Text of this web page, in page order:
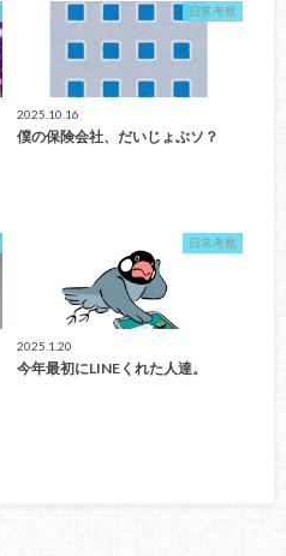
日常考察
2025.10.16
僕の保険会社、だいじょぶソ？
日常考察
2025.1.20
今年最初にLINEくれた人達。